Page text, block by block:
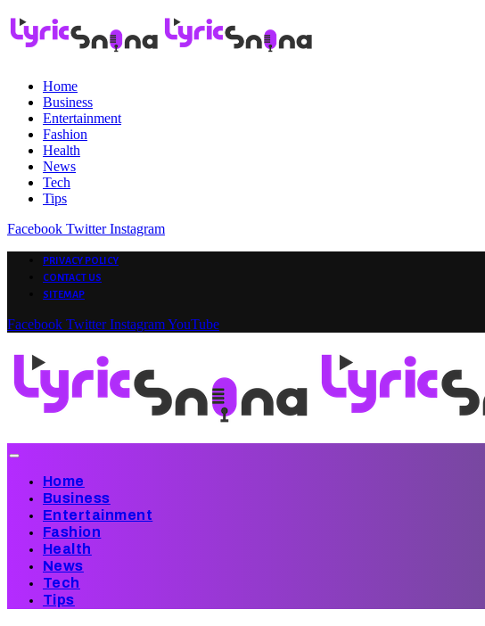
Home
Business
Entertainment
Fashion
Health
News
Tech
Tips
Facebook Twitter Instagram
PRIVACY POLICY
CONTACT US
SITEMAP
Facebook Twitter InstagramYouTube
Home
Business
Entertainment
Fashion
Health
News
Tech
Tips